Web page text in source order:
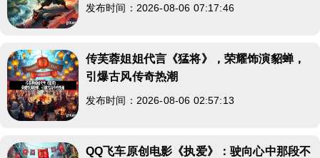
发布时间：2026-08-06 07:17:46
传芙蓉姐姐代言《猛将》，荣耀饰演貂蝉，
引爆古风传奇热潮
发布时间：2026-08-06 02:57:13
QQ飞车原创电影《执爱》：驶向心中那段不